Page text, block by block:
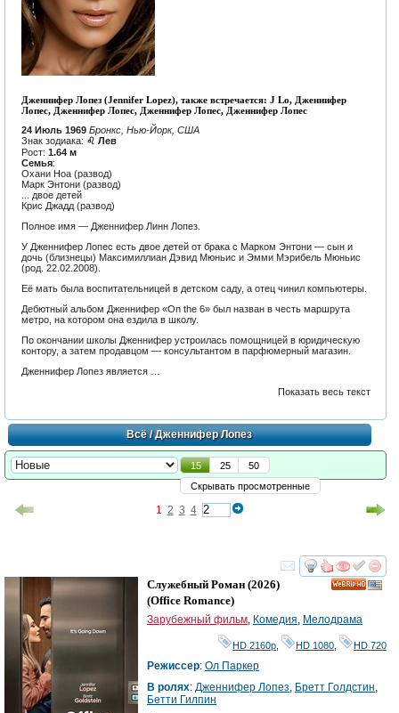
Дженнифер Лопез (Jennifer Lopez), также встречается: J Lo, Дженнифер
Лопес, Дженнифер Лопес, Дженнифер Лопес, Дженнифер Лопес
24 Июль 1969 Бронкс, Нью-Йорк, США
Знак зодиака: ♌ Лев
Рост: 1.64 м
Семья:
Охани Ноа (развод)
Марк Энтони (развод)
... двое детей
Крис Джадд (развод)
Полное имя — Дженнифер Линн Лопез.
У Дженнифер Лопес есть двое детей от брака с Марком Энтони— сын и
дочь (близнецы) Максимиллиан Дэвид Мюньис и Эмми Мэрибель Мюньис
(род. 22.02.2008).
Её мать была воспитательницей в детском саду, а отец чинил компьютеры.
Дебютный альбом Дженнифер «On the 6» был назван в честь маршрута
метро, на котором она ездила в школу.
По окончании школы Дженнифер устроилась помощницей в юридическую
контору, а затем продавцом — консультантом в парфюмерный магазин.
Дженнифер Лопез является …
Показать весь текст
Всё/ Дженнифер Лопез
15 25
50
Скрывать просмотренные
1 2 3 4
смотреть
Служебный Роман (2026)
(Office Romance)
Зарубежный фильм Комедия Мелодрама
HD 2160р HD 1080 HD 720
Режиссер: Ол Паркер
В ролях: Дженнифер Лопез Бретт Голдстин
Бетти Гилпин